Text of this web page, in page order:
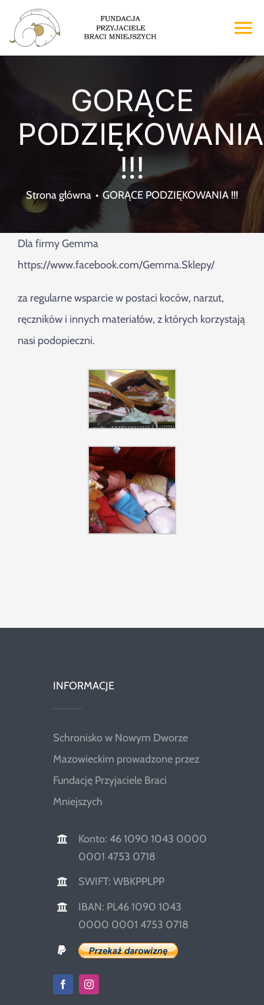
Przejdź
zawartości
Wsparcie
Kontakt
Szukaj
GORĄCE
PODZIĘKOWANIA
!!!
Strona główna GORĄCE PODZIĘKOWANIA !!!
Dla firmy Gemma
https://www.facebook.com/Gemma.Sklepy/
za regularne wsparcie w postaci koców, narzut,
ręczników i innych materiałów, z których korzystają
nasi podopieczni.
INFORMACJE
Schronisko w Nowym Dworze
Mazowieckim prowadzone przez
Fundację Przyjaciele Braci
Mniejszych
Konto: 46 1090 1043 0000
0001 4753 0718
SWIFT: WBKPPLPP
IBAN: PL46 1090 1043
0000 0001 4753 0718